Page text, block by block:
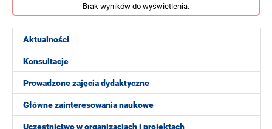
Aktualności
Konsultacje
Prowadzone zajęcia dydaktyczne
Główne zainteresowania naukowe
Uczestnictwo w organizacjach i projektach
Brak wyników do wyświetlenia.